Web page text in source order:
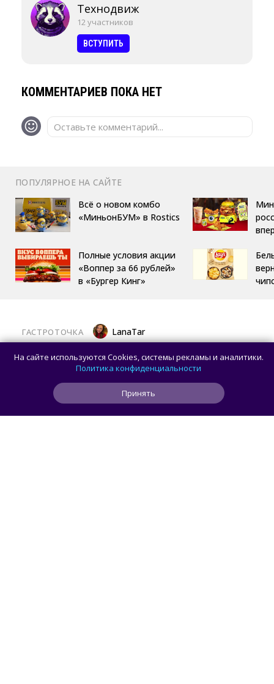
Технодвиж
12 участников
ВСТУПИТЬ
КОММЕНТАРИЕВ ПОКА НЕТ
Оставьте комментарий...
ПОПУЛЯРНОЕ НА САЙТЕ
Всё о новом комбо
«МиньонБУМ» в Rostics
Полные условия акции
«Воппер за 66 рублей»
в «Бургер Кинг»
ГАСТРОТОЧКА LanaTar
Хочешь тропический мист для тела?
Делай заказ в OMG Coffee
На сайте используются Cookies, системы рекламы и аналитики.
Политика конфиденциальности
Принять